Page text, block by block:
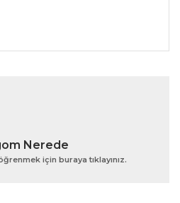
ürün açıklamalarında ve
eksik bilgiler bulunuyor.
Nerede
için buraya tıklayınız.